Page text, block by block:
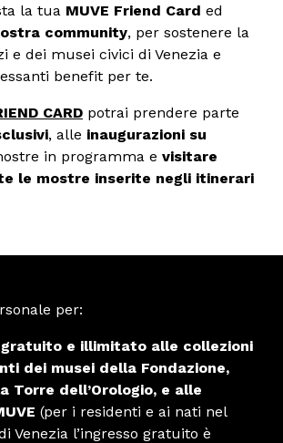
la tua MUVE Friend Card ed
community, per sostenere la
e dei musei civici di Venezia e
benefit per te.
CARD potrai prendere parte
, alle inaugurazioni su
in programma e visitare
le mostre inserite negli itinerari
per:
e illimitato alle collezioni
dei musei della Fondazione,
Torre dell’Orologio, e alle
(per i residenti e ai nati nel
Venezia l’ingresso gratuito è